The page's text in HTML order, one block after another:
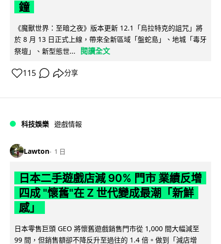
鐘
《魔獸世界：至暗之夜》版本更新 12.1「烏拉特克的詛咒」將
於 8 月 13 日正式上線，帶來全新區域「盤蛇島」、地城「毒牙
祭壇」、新型態世...
閱讀全文
115 分享
科技娛樂 遊戲情報
Lawton 1 日
日本二手遊戲店減 90% 門市 業績反增
四成 "懷舊"在 Z 世代變成最潮「新鮮
感」
日本零售巨頭 GEO 將懷舊遊戲銷售門市從 1,000 間大幅減至
99 間，但銷售額卻不降反升至過往的 1.4 倍。做到「減店增